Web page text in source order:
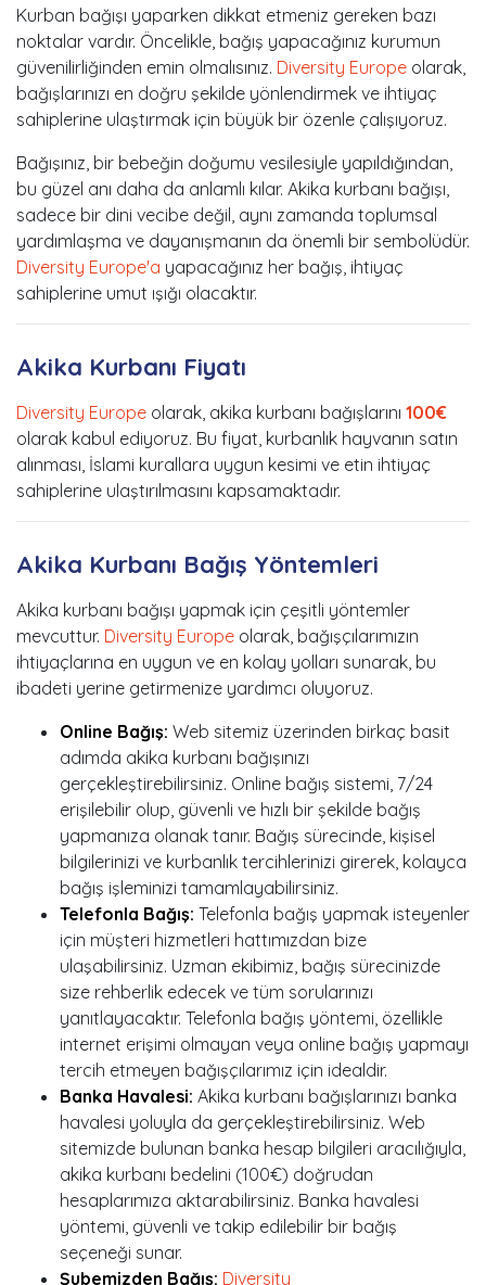
Kurban bağışı yaparken dikkat etmeniz gereken bazı
noktalar vardır. Öncelikle, bağış yapacağınız kurumun
güvenilirliğinden emin olmalısınız. Diversity Europe olarak,
bağışlarınızı en doğru şekilde yönlendirmek ve ihtiyaç
sahiplerine ulaştırmak için büyük bir özenle çalışıyoruz.
Bağışınız, bir bebeğin doğumu vesilesiyle yapıldığından,
bu güzel anı daha da anlamlı kılar. Akika kurbanı bağışı,
sadece bir dini vecibe değil, aynı zamanda toplumsal
yardımlaşma ve dayanışmanın da önemli bir sembolüdür.
Diversity Europe'a yapacağınız her bağış, ihtiyaç
sahiplerine umut ışığı olacaktır.
Akika Kurbanı Fiyatı
Diversity Europe olarak, akika kurbanı bağışlarını 100€
olarak kabul ediyoruz. Bu fiyat, kurbanlık hayvanın satın
alınması, İslami kurallara uygun kesimi ve etin ihtiyaç
sahiplerine ulaştırılmasını kapsamaktadır.
Akika Kurbanı Bağış Yöntemleri
Akika kurbanı bağışı yapmak için çeşitli yöntemler
mevcuttur. Diversity Europe olarak, bağışçılarımızın
ihtiyaçlarına en uygun ve en kolay yolları sunarak, bu
ibadeti yerine getirmenize yardımcı oluyoruz.
Online Bağış: Web sitemiz üzerinden birkaç basit
adımda akika kurbanı bağışınızı
gerçekleştirebilirsiniz. Online bağış sistemi, 7/24
erişilebilir olup, güvenli ve hızlı bir şekilde bağış
yapmanıza olanak tanır. Bağış sürecinde, kişisel
bilgilerinizi ve kurbanlık tercihlerinizi girerek, kolayca
bağış işleminizi tamamlayabilirsiniz.
Telefonla Bağış: Telefonla bağış yapmak isteyenler
için müşteri hizmetleri hattımızdan bize
ulaşabilirsiniz. Uzman ekibimiz, bağış sürecinizde
size rehberlik edecek ve tüm sorularınızı
yanıtlayacaktır. Telefonla bağış yöntemi, özellikle
internet erişimi olmayan veya online bağış yapmayı
tercih etmeyen bağışçılarımız için idealdir.
Banka Havalesi: Akika kurbanı bağışlarınızı banka
havalesi yoluyla da gerçekleştirebilirsiniz. Web
sitemizde bulunan banka hesap bilgileri aracılığıyla,
akika kurbanı bedelini (100€) doğrudan
hesaplarımıza aktarabilirsiniz. Banka havalesi
yöntemi, güvenli ve takip edilebilir bir bağış
seçeneği sunar.
Şubemizden Bağış: Diversity